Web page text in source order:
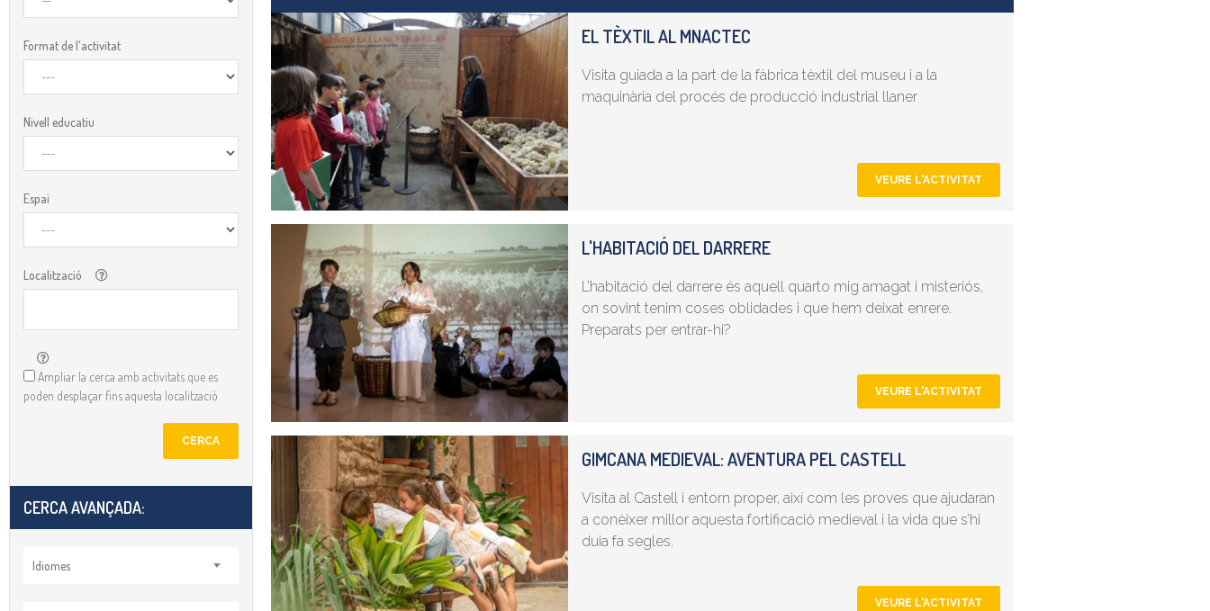
Format de l'activitat
Nivell educatiu
Espai
Localització
Ampliar la cerca amb activitats que es
poden desplaçar fins aquesta localització
CERCA
CERCA AVANÇADA:​
Idiomes
EL TÈXTIL AL MNACTEC
Visita guiada a la part de la fàbrica tèxtil del museu i a la
maquinària del procés de producció industrial llaner
VEURE L'ACTIVITAT
L'HABITACIÓ DEL DARRERE
L’habitació del darrere és aquell quarto mig amagat i misteriós,
on sovint tenim coses oblidades i que hem deixat enrere.
Preparats per entrar-hi?
VEURE L'ACTIVITAT
GIMCANA MEDIEVAL: AVENTURA PEL CASTELL
Visita al Castell i entorn proper, així com les proves que ajudaran
a conèixer millor aquesta fortificació medieval i la vida que s’hi
duia fa segles.
VEURE L'ACTIVITAT